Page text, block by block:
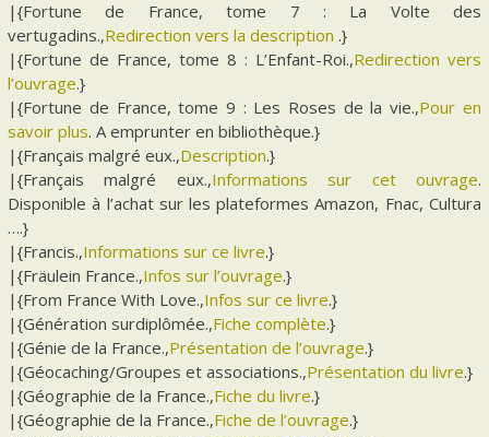
|{Fortune de France, tome 7 : La Volte des
vertugadins.,Redirection vers la description .}
|{Fortune de France, tome 8 : L’Enfant-Roi.,Redirection vers
l’ouvrage.}
|{Fortune de France, tome 9 : Les Roses de la vie.,Pour en
savoir plus. A emprunter en bibliothèque.}
|{Français malgré eux.,Description.}
|{Français malgré eux.,Informations sur cet ouvrage.
Disponible à l’achat sur les plateformes Amazon, Fnac, Cultura
….}
|{Francis.,Informations sur ce livre.}
|{Fräulein France.,Infos sur l’ouvrage.}
|{From France With Love.,Infos sur ce livre.}
|{Génération surdiplômée.,Fiche complète.}
|{Génie de la France.,Présentation de l’ouvrage.}
|{Géocaching/Groupes et associations.,Présentation du livre.}
|{Géographie de la France.,Fiche du livre.}
|{Géographie de la France.,Fiche de l’ouvrage.}